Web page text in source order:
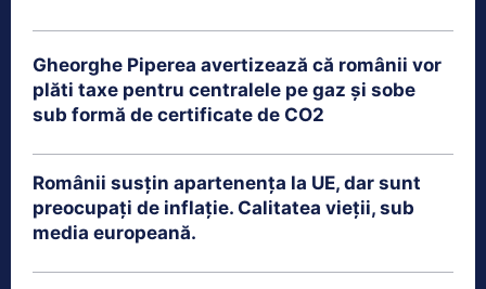
Gheorghe Piperea avertizează că românii vor
plăti taxe pentru centralele pe gaz și sobe
sub formă de certificate de CO2
Românii susțin apartenența la UE, dar sunt
preocupați de inflație. Calitatea vieții, sub
media europeană.